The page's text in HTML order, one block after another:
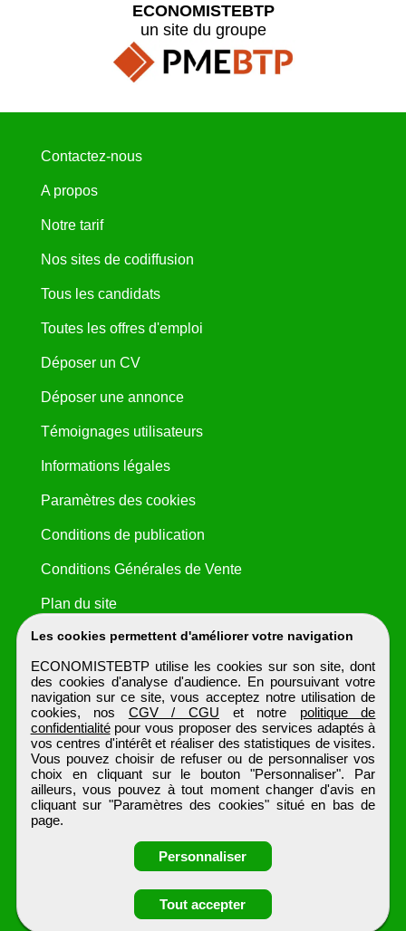
Candidature spontanée
Les cookies permettent d'améliorer votre navigation
ECONOMISTEBTP utilise les cookies sur son site, dont
des cookies d'analyse d'audience. En poursuivant votre
navigation sur ce site, vous acceptez notre utilisation de
cookies, nos CGV / CGU et notre politique de
confidentialitépour vous proposer des services adaptés à
vos centres d'intérêt et réaliser des statistiques de visites.
Vous pouvez choisir de refuser ou de personnaliser vos
choix en cliquant sur le bouton "Personnaliser". Par
ailleurs, vous pouvez à tout moment changer d'avis en
cliquant sur "Paramètres des cookies" situé en bas de
page.
Personnaliser
Tout accepter
ECONOMISTEBTP
un site du groupe
Contactez-nous
A propos
Notre tarif
Nos sites de codiffusion
Tous les candidats
Toutes les offres d'emploi
Déposer un CV
Déposer une annonce
Témoignages utilisateurs
Informations légales
Paramètres des cookies
Conditions de publication
Conditions Générales de Vente
Plan du site
ECONOMISTEBTP